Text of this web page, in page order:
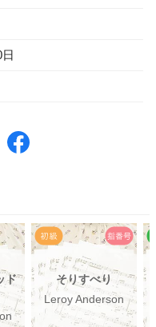
ド
そりすべり
Leroy Anderson